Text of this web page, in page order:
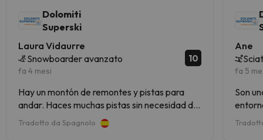
Dolomiti
Superski
Laura Vidaurre
Snowboarder avanzato
fa 4 mesi
10
Hay un montón de remontes y pistas para
andar. Haces muchas pistas sin necesidad de
repetir
Tradotto da Spagnolo
Ane
fa 5
Son